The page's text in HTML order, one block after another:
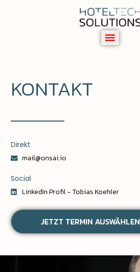
KONTAKT
Direkt
mail@onsai.io
Social
LinkedIn Profil - Tobias Koehler
JETZT TERMIN AUSWÄHLEN